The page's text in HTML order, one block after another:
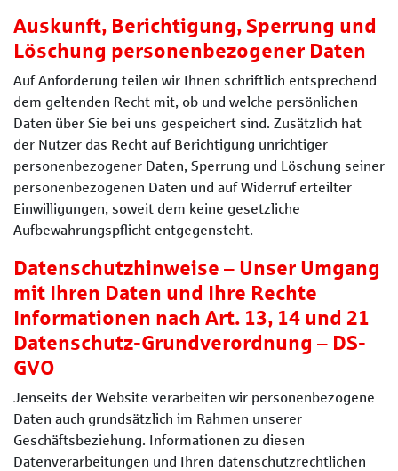
Auskunft, Berichtigung, Sperrung und
Löschung personenbezogener Daten
Auf Anforderung teilen wir Ihnen schriftlich entsprechend
dem geltenden Recht mit, ob und welche persönlichen
Daten über Sie bei uns gespeichert sind. Zusätzlich hat
der Nutzer das Recht auf Berichtigung unrichtiger
personenbezogener Daten, Sperrung und Löschung seiner
personenbezogenen Daten und auf Widerruf erteilter
Einwilligungen, soweit dem keine gesetzliche
Aufbewahrungspflicht entgegensteht.
Datenschutzhinweise – Unser Umgang
mit Ihren Daten und Ihre Rechte
Informationen nach Art. 13, 14 und 21
Datenschutz-Grundverordnung – DS-
GVO
Jenseits der Website verarbeiten wir personenbezogene
Daten auch grundsätzlich im Rahmen unserer
Geschäftsbeziehung. Informationen zu diesen
Datenverarbeitungen und Ihren datenschutzrechtlichen